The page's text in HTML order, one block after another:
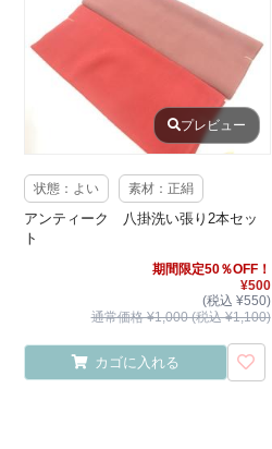
プレビュー
状態：よい 素材：正絹
アンティーク 八掛洗い張り2本セッ
ト
期間限定50％OFF！
¥500
(税込 ¥550)
通常価格 ¥1,000 (税込 ¥1,100)
カゴに入れる